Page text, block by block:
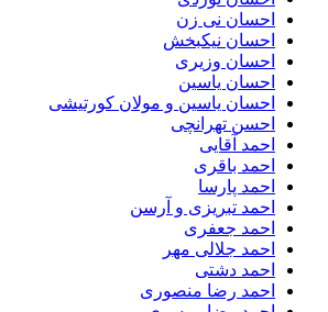
احسان نی زن
احسان نیکبخش
احسان وزیری
احسان یاسین
احسان یاسین و مولان کورتیشی
احسن تهرانچی
احمد آقایی
احمد باقری
احمد پارسا
احمد تبریزی و آرسن
احمد جعفری
احمد جلالی مهر
احمد دشتی
احمد رضا منصوری